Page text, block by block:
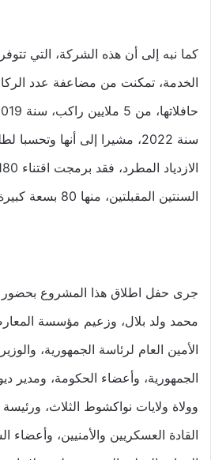
الخدمة، تمكنت من مضاعفة عدد
سنة 2022، مشيرا إلى أنها
السنتين المقبلتين، منها 80 بسعة كبيرة.
جرى حفل اطلاق هذا المشروع بحضور
محمد ولد بلال، وزعيم مؤسسة
الأمين العام لرئاسة الجمهورية،
الجمهورية، وأعضاء الحكومة، ومدير
وولاة ولايات نواكشوط الثلاث،
القادة العسكريين والأمنيين، وأعضاء